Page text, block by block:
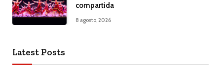
compartida
8 agosto, 2026
Latest Posts